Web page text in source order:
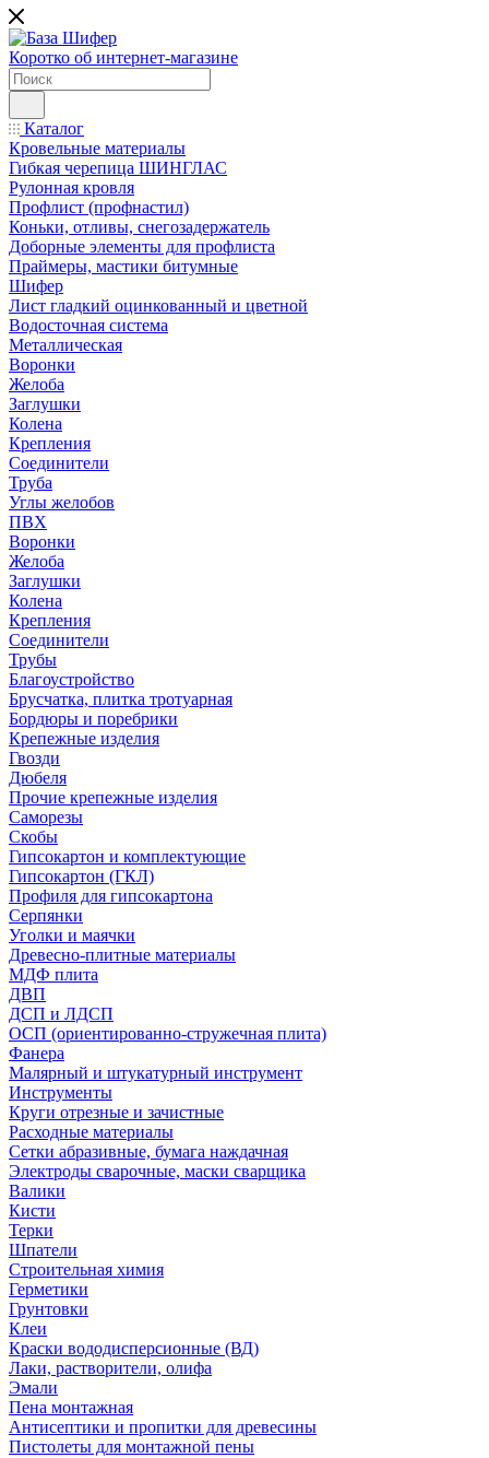
Коротко об интернет-магазине
Каталог
Кровельные материалы
Гибкая черепица ШИНГЛАС
Рулонная кровля
Профлист (профнастил)
Коньки, отливы, снегозадержатель
Доборные элементы для профлиста
Праймеры, мастики битумные
Шифер
Лист гладкий оцинкованный и цветной
Водосточная система
Металлическая
Воронки
Желоба
Заглушки
Колена
Крепления
Соединители
Труба
Углы желобов
ПВХ
Воронки
Желоба
Заглушки
Колена
Крепления
Соединители
Трубы
Благоустройство
Брусчатка, плитка тротуарная
Бордюры и поребрики
Крепежные изделия
Гвозди
Дюбеля
Прочие крепежные изделия
Саморезы
Скобы
Гипсокартон и комплектующие
Гипсокартон (ГКЛ)
Профиля для гипсокартона
Серпянки
Уголки и маячки
Древесно-плитные материалы
МДФ плита
ДВП
ДСП и ЛДСП
ОСП (ориентированно-стружечная плита)
Фанера
Малярный и штукатурный инструмент
Инструменты
Круги отрезные и зачистные
Расходные материалы
Сетки абразивные, бумага наждачная
Электроды сварочные, маски сварщика
Валики
Кисти
Терки
Шпатели
Строительная химия
Герметики
Грунтовки
Клеи
Краски вододисперсионные (ВД)
Лаки, растворители, олифа
Эмали
Пена монтажная
Антисептики и пропитки для древесины
Пистолеты для монтажной пены